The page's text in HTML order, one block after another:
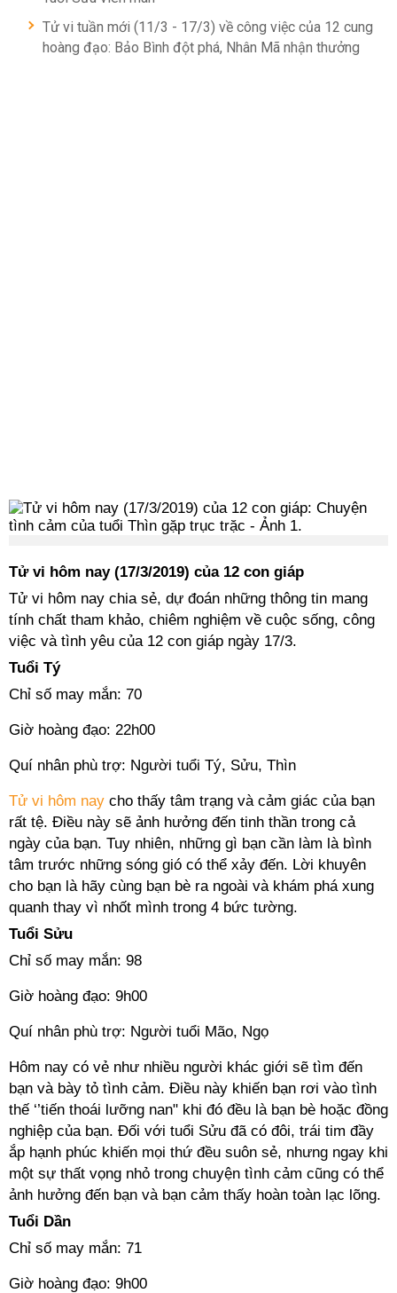
Tử vi tuần mới (11/3 - 17/3) về công việc của 12 cung
hoàng đạo: Bảo Bình đột phá, Nhân Mã nhận thưởng
Tử vi hôm nay (17/3/2019) của 12 con giáp
Tử vi hôm nay chia sẻ, dự đoán những thông tin mang
tính chất tham khảo, chiêm nghiệm về cuộc sống, công
việc và tình yêu của 12 con giáp ngày 17/3.
Tuổi Tý
Chỉ số may mắn: 70
Giờ hoàng đạo: 22h00
Quí nhân phù trợ: Người tuổi Tý, Sửu, Thìn
Tử vi hôm nay cho thấy tâm trạng và cảm giác của bạn
rất tệ. Điều này sẽ ảnh hưởng đến tinh thần trong cả
ngày của bạn. Tuy nhiên, những gì bạn cần làm là bình
tâm trước những sóng gió có thể xảy đến. Lời khuyên
cho bạn là hãy cùng bạn bè ra ngoài và khám phá xung
quanh thay vì nhốt mình trong 4 bức tường.
Tuổi Sửu
Chỉ số may mắn: 98
Giờ hoàng đạo: 9h00
Quí nhân phù trợ: Người tuổi Mão, Ngọ
Hôm nay có vẻ như nhiều người khác giới sẽ tìm đến
bạn và bày tỏ tình cảm. Điều này khiến bạn rơi vào tình
thế ‘’tiến thoái lưỡng nan" khi đó đều là bạn bè hoặc đồng
nghiệp của bạn. Đối với tuổi Sửu đã có đôi, trái tim đầy
ắp hạnh phúc khiến mọi thứ đều suôn sẻ, nhưng ngay khi
một sự thất vọng nhỏ trong chuyện tình cảm cũng có thể
ảnh hưởng đến bạn và bạn cảm thấy hoàn toàn lạc lõng.
Tuổi Dần
Chỉ số may mắn: 71
Giờ hoàng đạo: 9h00